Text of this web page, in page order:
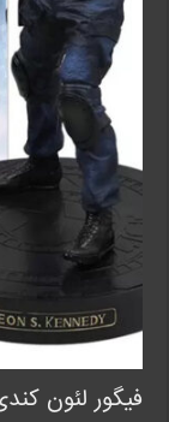
فیگور لئون